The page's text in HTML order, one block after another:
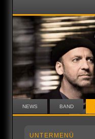
NEWS BAND
UNTERMENÜ